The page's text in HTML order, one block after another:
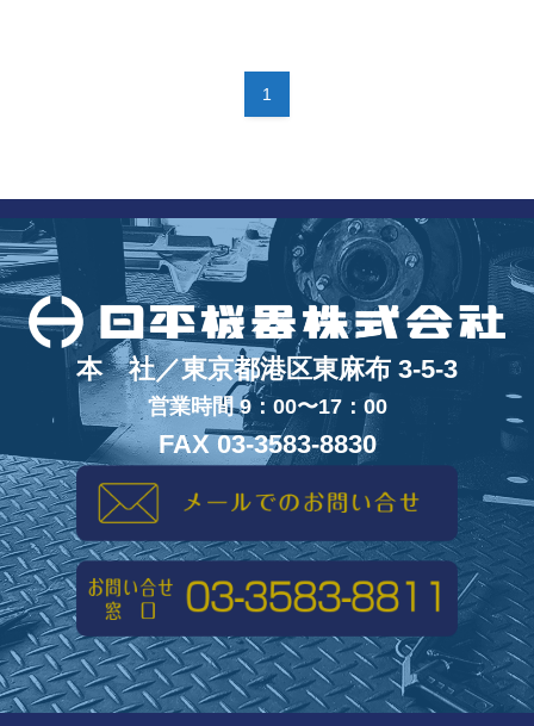
1
本 社／東京都港区東麻布 3-5-3
営業時間 9：00〜17：00
FAX 03-3583-8830